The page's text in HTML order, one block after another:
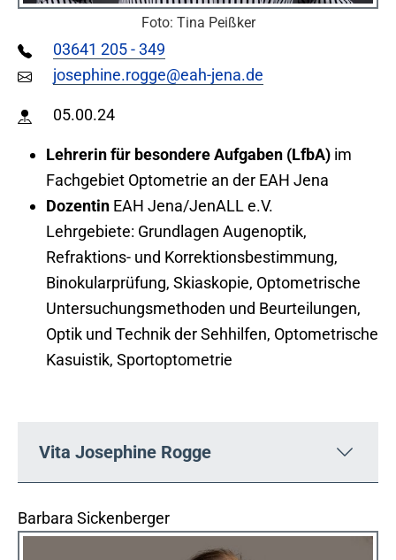
Foto: Tina Peißker
03641 205 - 349
josephine.rogge@eah-jena.de
05.00.24
Lehrerin für besondere Aufgaben (LfbA) im
Fachgebiet Optometrie an der EAH Jena
Dozentin EAH Jena/JenALL e.V.
Lehrgebiete: Grundlagen Augenoptik,
Refraktions- und Korrektionsbestimmung,
Binokularprüfung, Skiaskopie, Optometrische
Untersuchungsmethoden und Beurteilungen,
Optik und Technik der Sehhilfen, Optometrische
Kasuistik, Sportoptometrie
Vita Josephine Rogge
Barbara Sickenberger